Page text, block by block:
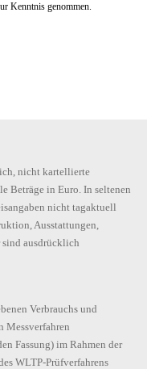
Kenntnis genommen.
nicht kartellierte
Beträge in Euro. In seltenen
nicht tagaktuell
Ausstattungen,
sind ausdrücklich
Verbrauchs und
Messverfahren
Fassung) im Rahmen der
WLTP-Prüfverfahrens